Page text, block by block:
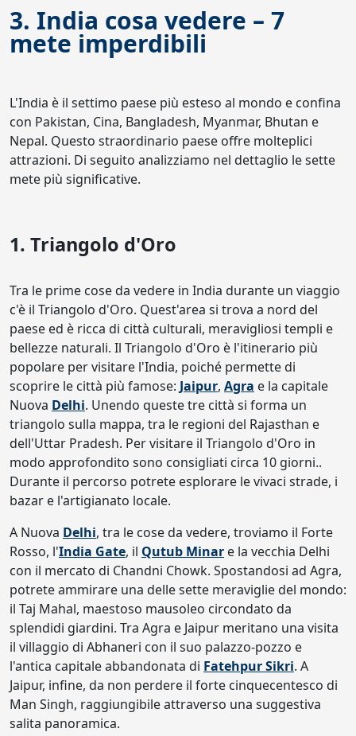
3. India cosa vedere – 7
mete imperdibili
L'India è il settimo paese più esteso al mondo e confina
con Pakistan, Cina, Bangladesh, Myanmar, Bhutan e
Nepal. Questo straordinario paese offre molteplici
attrazioni. Di seguito analizziamo nel dettaglio le sette
mete più significative.
1. Triangolo d'Oro
Tra le prime cose da vedere in India durante un viaggio
c'è il Triangolo d'Oro. Quest'area si trova a nord del
paese ed è ricca di città culturali, meravigliosi templi e
bellezze naturali. Il Triangolo d'Oro è l'itinerario più
popolare per visitare l'India, poiché permette di
scoprire le città più famose: Jaipur, Agra e la capitale
Nuova Delhi. Unendo queste tre città si forma un
triangolo sulla mappa, tra le regioni del Rajasthan e
dell'Uttar Pradesh. Per visitare il Triangolo d'Oro in
modo approfondito sono consigliati circa 10 giorni..
Durante il percorso potrete esplorare le vivaci strade, i
bazar e l'artigianato locale.
A Nuova Delhi, tra le cose da vedere, troviamo il Forte
Rosso, l'India Gate, il Qutub Minar e la vecchia Delhi
con il mercato di Chandni Chowk. Spostandosi ad Agra,
potrete ammirare una delle sette meraviglie del mondo:
il Taj Mahal, maestoso mausoleo circondato da
splendidi giardini. Tra Agra e Jaipur meritano una visita
il villaggio di Abhaneri con il suo palazzo-pozzo e
l'antica capitale abbandonata di Fatehpur Sikri. A
Jaipur, infine, da non perdere il forte cinquecentesco di
Man Singh, raggiungibile attraverso una suggestiva
salita panoramica.